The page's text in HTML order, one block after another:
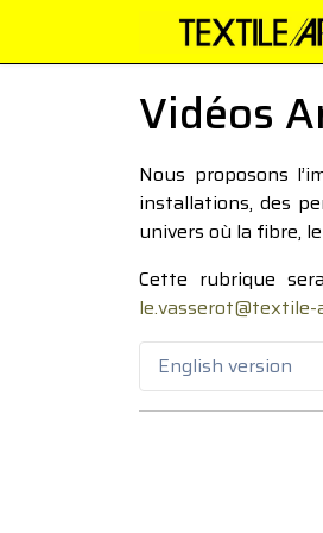
Vidéos
Nous proposons
installations, des
univers où la fibre,
Cette rubrique
English version